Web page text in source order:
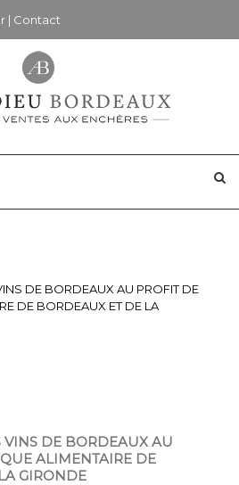
| Contact
VINS DE BORDEAUX AU
ALIMENTAIRE DE
GIRONDE